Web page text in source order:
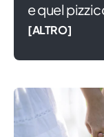
e quel
la vita. In
di
migliore per
[ALTRO]